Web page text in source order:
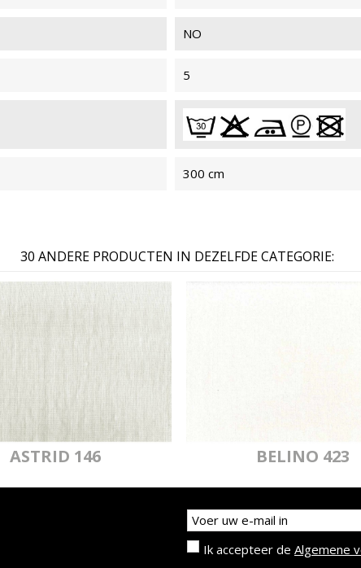
NO
5
300 cm
30 ANDERE PRODUCTEN IN DEZELFDE CATEGORIE:
ASTRID 146 BELINO 423
Ik accepteer de Algemene